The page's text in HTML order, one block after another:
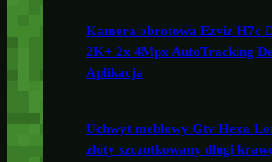
Kamera obrotowa Ezviz H7c
2K+ 2x 4Mpx AutoTracking
Aplikacja
Uchwyt meblowy Gtv Hexa
złoty szczotkowany długi